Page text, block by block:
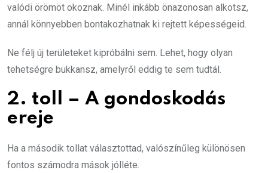
valódi örömöt okoznak. Minél inkább önazonosan alkotsz,
annál könnyebben bontakozhatnak ki rejtett képességeid.
Ne félj új területeket kipróbálni sem. Lehet, hogy olyan
tehetségre bukkansz, amelyről eddig te sem tudtál.
2. toll – A gondoskodás
ereje
Ha a második tollat választottad, valószínűleg különösen
fontos számodra mások jólléte.